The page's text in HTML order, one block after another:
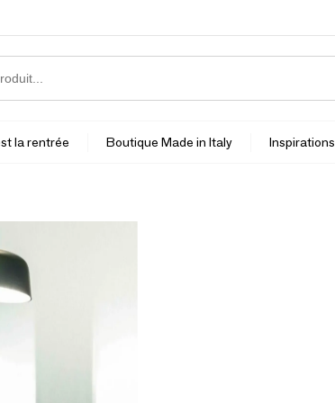
la rentrée Boutique Made in Italy Inspirations